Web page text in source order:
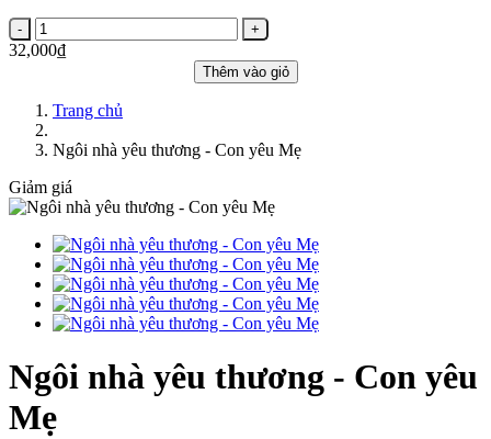
32,000₫
Thêm vào giỏ
Trang chủ
Ngôi nhà yêu thương - Con yêu Mẹ
Giảm giá
Ngôi nhà yêu thương - Con yêu
Mẹ